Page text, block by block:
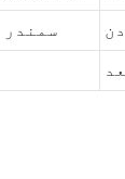
سمندر